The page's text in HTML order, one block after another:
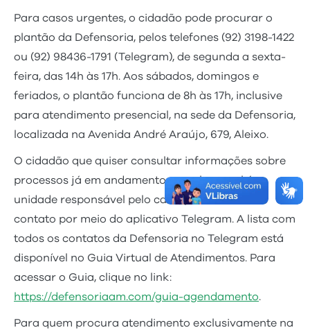
Para casos urgentes, o cidadão pode procurar o
plantão da Defensoria, pelos telefones (92) 3198-1422
ou (92) 98436-1791 (Telegram), de segunda a sexta-
feira, das 14h às 17h. Aos sábados, domingos e
feriados, o plantão funciona de 8h às 17h, inclusive
para atendimento presencial, na sede da Defensoria,
localizada na Avenida André Araújo, 679, Aleixo.
O cidadão que quiser consultar informações sobre
processos já em andamento, e souber qual é a
unidade responsável pelo caso, pode entrar em
contato por meio do aplicativo Telegram. A lista com
todos os contatos da Defensoria no Telegram está
disponível no Guia Virtual de Atendimentos. Para
acessar o Guia, clique no link:
https://defensoriaam.com/guia-agendamento.
Para quem procura atendimento exclusivamente na